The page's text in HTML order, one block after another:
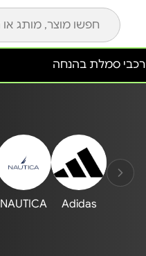
רכבי סמלת בהנחה
Adidas
NAUTICA